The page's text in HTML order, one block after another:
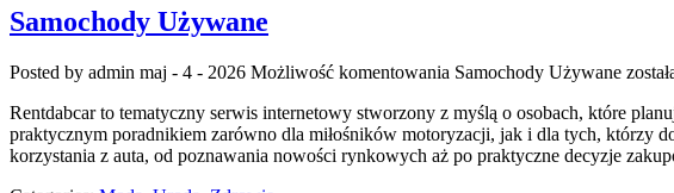
Samochody Używane
Posted by admin maj - 4 - 2026 Możliwość komentowania Samochody Używane
Rentdabcar to tematyczny serwis internetowy stworzony z myślą o osobach, które
praktycznym poradnikiem zarówno dla miłośników motoryzacji, jak i dla tych, którzy
korzystania z auta, od poznawania nowości rynkowych aż po praktyczne decyzje